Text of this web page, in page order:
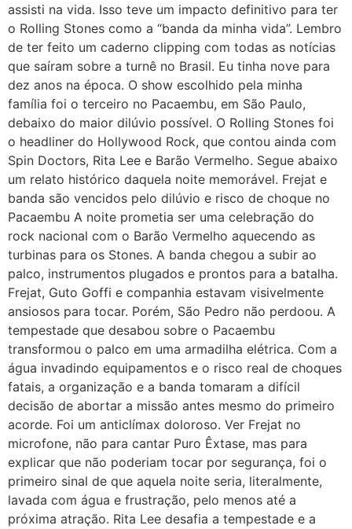
assisti na vida. Isso teve um impacto definitivo para ter
o Rolling Stones como a “banda da minha vida”. Lembro
de ter feito um caderno clipping com todas as notícias
que saíram sobre a turnê no Brasil. Eu tinha nove para
dez anos na época. O show escolhido pela minha
família foi o terceiro no Pacaembu, em São Paulo,
debaixo do maior dilúvio possível. O Rolling Stones foi
o headliner do Hollywood Rock, que contou ainda com
Spin Doctors, Rita Lee e Barão Vermelho. Segue abaixo
um relato histórico daquela noite memorável. Frejat e
banda são vencidos pelo dilúvio e risco de choque no
Pacaembu A noite prometia ser uma celebração do
rock nacional com o Barão Vermelho aquecendo as
turbinas para os Stones. A banda chegou a subir ao
palco, instrumentos plugados e prontos para a batalha.
Frejat, Guto Goffi e companhia estavam visivelmente
ansiosos para tocar. Porém, São Pedro não perdoou. A
tempestade que desabou sobre o Pacaembu
transformou o palco em uma armadilha elétrica. Com a
água invadindo equipamentos e o risco real de choques
fatais, a organização e a banda tomaram a difícil
decisão de abortar a missão antes mesmo do primeiro
acorde. Foi um anticlímax doloroso. Ver Frejat no
microfone, não para cantar Puro Êxtase, mas para
explicar que não poderiam tocar por segurança, foi o
primeiro sinal de que aquela noite seria, literalmente,
lavada com água e frustração, pelo menos até a
próxima atração. Rita Lee desafia a tempestade e a